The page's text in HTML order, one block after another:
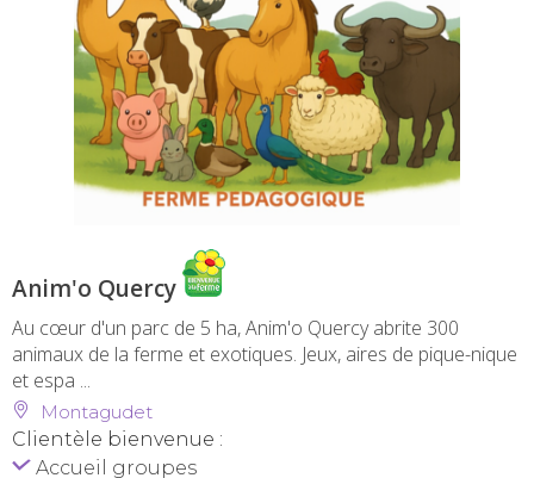
Anim'o Quercy
Au cœur d'un parc de 5 ha, Anim'o Quercy abrite 300
animaux de la ferme et exotiques. Jeux, aires de pique-nique
et espa ...
Montagudet
Clientèle bienvenue :
Accueil groupes